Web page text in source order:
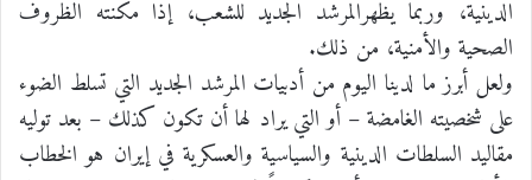
الدينية، وربما يظهرالمرشد الجديد للشعب، إذا مكنته الظروف
الصحية والأمنية، من ذلك.
ولعل أبرز ما لدينا اليوم من أدبيات المرشد الجديد التي تسلط الضوء
على شخصيته الغامضة – أو التي يراد لها أن تكون كذلك – بعد توليه
مقاليد السلطات الدينية والسياسية والعسكرية في إيران هو الخطاب